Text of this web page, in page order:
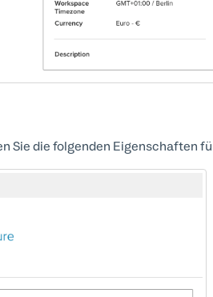
Sie die folgenden Eigenschaften